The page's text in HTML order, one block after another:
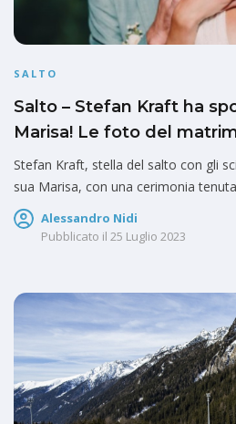
SALTO
Salto – Stefan Kraft ha
Marisa! Le foto del
Stefan Kraft, stella del salto con gli
sua Marisa, con una cerimonia
Alessandro Nidi
Pubblicato il 25 Luglio 2023